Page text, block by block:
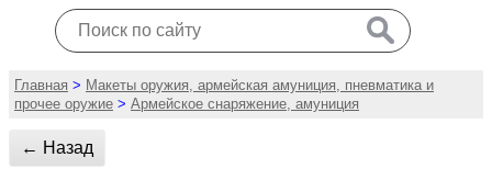
Главная > Макеты оружия, армейская амуниция, пневматика и
прочее оружие > Армейское снаряжение, амуниция
← Назад